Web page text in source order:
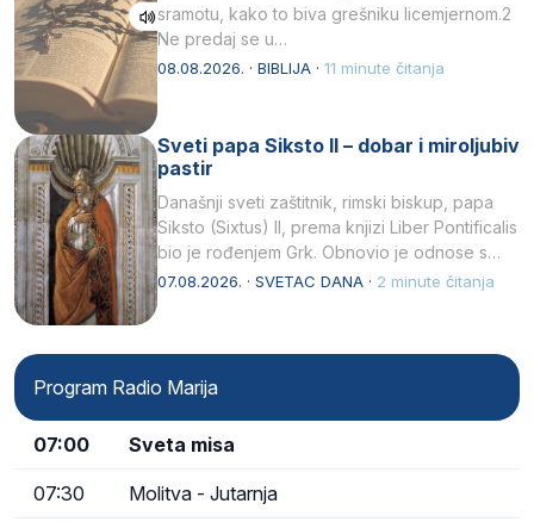
sramotu, kako to biva grešniku licemjernom.2
Ne predaj se u…
08.08.2026. · BIBLIJA · 11 minute čitanja
Sveti papa Siksto II – dobar i miroljubiv
pastir
Današnji sveti zaštitnik, rimski biskup, papa
Siksto (Sixtus) II, prema knjizi Liber Pontificalis
bio je rođenjem Grk. Obnovio je odnose s
afričkim…
07.08.2026. · SVETAC DANA · 2 minute čitanja
Program Radio Marija
07:00 Sveta misa
07:30 Molitva - Jutarnja